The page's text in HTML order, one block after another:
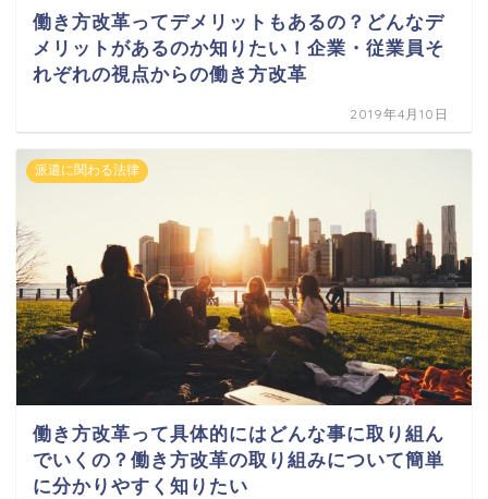
働き方改革ってデメリットもあるの？どんなデ
メリットがあるのか知りたい！企業・従業員そ
れぞれの視点からの働き方改革
2019年4月10日
派遣に関わる法律
働き方改革って具体的にはどんな事に取り組ん
でいくの？働き方改革の取り組みについて簡単
に分かりやすく知りたい